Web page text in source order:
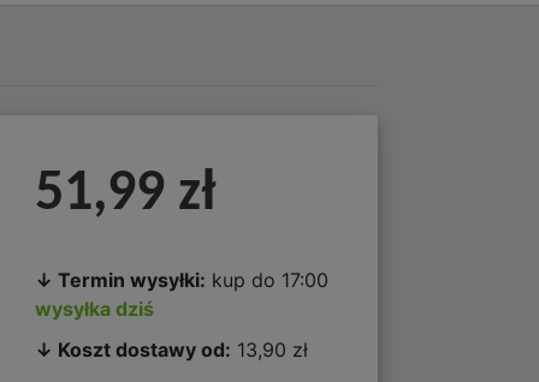
51,99 zł
↓ Termin wysyłki: kup do 17:00
wysyłka dziś
↓ Koszt dostawy od: 13,90 zł